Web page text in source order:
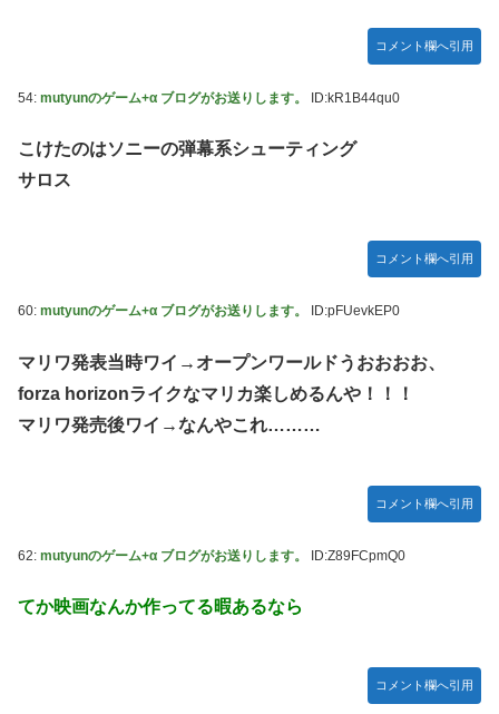
コメント欄へ引用
54: mutyunのゲーム+α ブログがお送りします。 ID:kR1B44qu0
こけたのはソニーの弾幕系シューティング
サロス
コメント欄へ引用
60: mutyunのゲーム+α ブログがお送りします。 ID:pFUevkEP0
マリワ発表当時ワイ→オープンワールドうおおおお、
forza horizonライクなマリカ楽しめるんや！！！
マリワ発売後ワイ→なんやこれ………
コメント欄へ引用
62: mutyunのゲーム+α ブログがお送りします。 ID:Z89FCpmQ0
てか映画なんか作ってる暇あるなら
コメント欄へ引用